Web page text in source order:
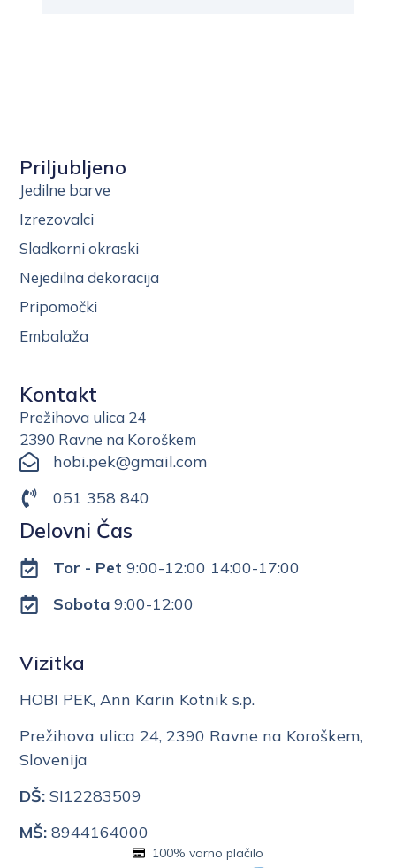
Priljubljeno
Jedilne barve
Izrezovalci
Sladkorni okraski
Nejedilna dekoracija
Pripomočki
Embalaža
Kontakt
Prežihova ulica 24
2390 Ravne na Koroškem
hobi.pek@gmail.com
051 358 840
Delovni Čas
Tor - Pet 9:00-12:00 14:00-17:00
Sobota9:00-12:00
Vizitka
HOBI PEK, Ann Karin Kotnik s.p.
Prežihova ulica 24, 2390 Ravne na Koroškem,
Slovenija
DŠ: SI12283509
MŠ: 8944164000
100% varno plačilo